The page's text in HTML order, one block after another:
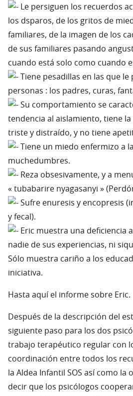
Le persiguen los recuerdos
los dsparos, de los gritos de
familiares, de la imagen de los
de sus familiares pasando
cuando está solo como cuando
Tiene pesadillas en las que
personas : los padres, curas,
Su comportamiento se
tendencia al aislamiento, tiene la
triste y distraído, y no tiene
Tiene un miedo enfermizo a
muchedumbres.
Reza obsesivamente, y a
« tubabarire nyagasanyi »
Sufre enuresis y encopresis
y fecal).
Eric muestra una deficiencia
nadie de sus experiencias, ni
Sólo muestra cariño a los
iniciativa.
Hasta aquí el informe sobre Eric.
Después de la descripción del
siguiente paso para los dos
trabajo terapéutico regular con
coordinación entre todos los
la Aldea Infantil SOS así como la
decir que los psicólogos